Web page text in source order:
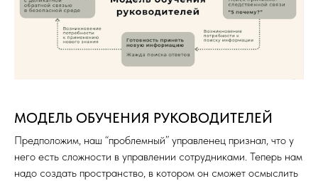
МОДЕЛЬ ОБУЧЕНИЯ РУКОВОДИТЕЛЕЙ
Предположим, наш “проблемный” управленец признал, что у
него есть сложности в управлении сотрудниками. Теперь нам
надо создать пространство, в котором он сможет осмыслить